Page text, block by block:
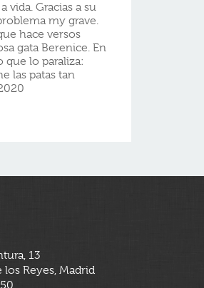
vida. Gracias a su
my grave.
hace versos
gata Berenice. En
que lo paraliza:
las patas tan
13
los Reyes, Madrid